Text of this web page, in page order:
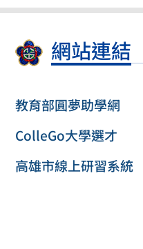
網站連結
教育部圓夢助學網
ColleGo大學選才
高雄市線上研習系統